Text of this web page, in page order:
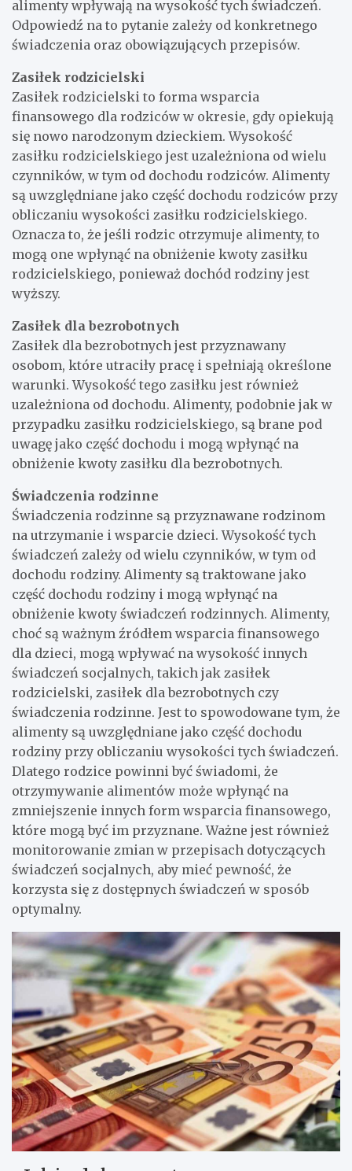
alimenty wpływają na wysokość tych świadczeń.
Odpowiedź na to pytanie zależy od konkretnego
świadczenia oraz obowiązujących przepisów.
Zasiłek rodzicielski
Zasiłek rodzicielski to forma wsparcia
finansowego dla rodziców w okresie, gdy opiekują
się nowo narodzonym dzieckiem. Wysokość
zasiłku rodzicielskiego jest uzależniona od wielu
czynników, w tym od dochodu rodziców. Alimenty
są uwzględniane jako część dochodu rodziców przy
obliczaniu wysokości zasiłku rodzicielskiego.
Oznacza to, że jeśli rodzic otrzymuje alimenty, to
mogą one wpłynąć na obniżenie kwoty zasiłku
rodzicielskiego, ponieważ dochód rodziny jest
wyższy.
Zasiłek dla bezrobotnych
Zasiłek dla bezrobotnych jest przyznawany
osobom, które utraciły pracę i spełniają określone
warunki. Wysokość tego zasiłku jest również
uzależniona od dochodu. Alimenty, podobnie jak w
przypadku zasiłku rodzicielskiego, są brane pod
uwagę jako część dochodu i mogą wpłynąć na
obniżenie kwoty zasiłku dla bezrobotnych.
Świadczenia rodzinne
Świadczenia rodzinne są przyznawane rodzinom
na utrzymanie i wsparcie dzieci. Wysokość tych
świadczeń zależy od wielu czynników, w tym od
dochodu rodziny. Alimenty są traktowane jako
część dochodu rodziny i mogą wpłynąć na
obniżenie kwoty świadczeń rodzinnych. Alimenty,
choć są ważnym źródłem wsparcia finansowego
dla dzieci, mogą wpływać na wysokość innych
świadczeń socjalnych, takich jak zasiłek
rodzicielski, zasiłek dla bezrobotnych czy
świadczenia rodzinne. Jest to spowodowane tym, że
alimenty są uwzględniane jako część dochodu
rodziny przy obliczaniu wysokości tych świadczeń.
Dlatego rodzice powinni być świadomi, że
otrzymywanie alimentów może wpłynąć na
zmniejszenie innych form wsparcia finansowego,
które mogą być im przyznane. Ważne jest również
monitorowanie zmian w przepisach dotyczących
świadczeń socjalnych, aby mieć pewność, że
korzysta się z dostępnych świadczeń w sposób
optymalny.